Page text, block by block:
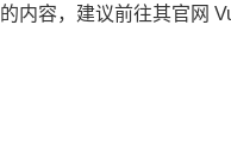
内容，建议前往其官网